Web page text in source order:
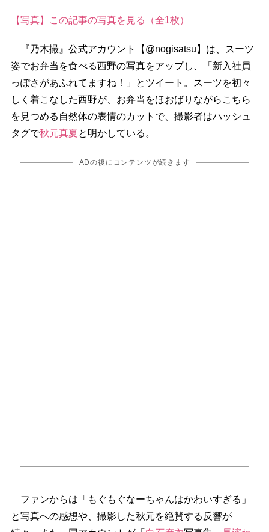
【写真】この記事の写真を見る（全1枚）
『乃木撮』公式アカウント【@nogisatsu】は、スーツ
姿でお弁当を食べる西野の写真をアップし、「新入社員
っぽさがあふれてますね！」とツイート。スーツを初々
しく着こなした西野が、お弁当をほおばりながらこちら
を見つめる自然体の表情のカットで、撮影者はハッシュ
タグで秋元真夏と明かしている。
ADの後にコンテンツが続きます
ファンからは「もぐもぐなーちゃんはかわいすぎる」
と写真への感想や、撮影した秋元を絶賛する反響が